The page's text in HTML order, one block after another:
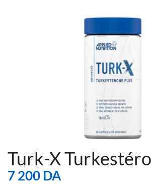
Turk-X
7 200 DA